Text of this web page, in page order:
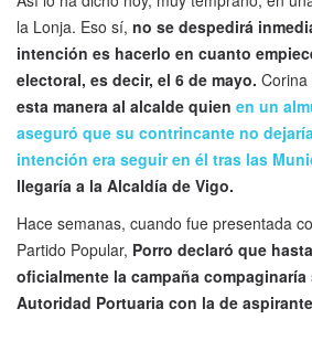
la Lonja. Eso sí, no se despedirá
intención es hacerlo en cuanto
electoral, es decir, el 6 de mayo. Corina
esta manera al alcalde quien en un
aseguró que su contrincante no
intención era seguir en él tras las
llegaría a la Alcaldía de Vigo.
Hace semanas, cuando fue presentada
Partido Popular, Porro declaró que
oficialmente la campaña
Autoridad Portuaria con la de